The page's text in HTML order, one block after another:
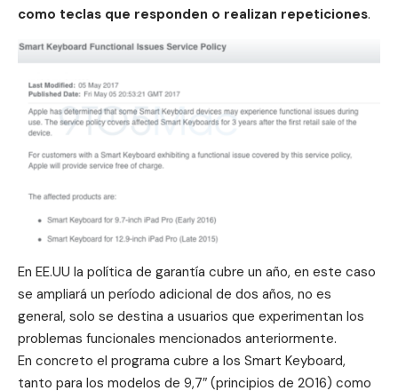
como teclas que responden o realizan repeticiones.
En EE.UU la política de garantía cubre un año, en este caso
se ampliará un período adicional de dos años, no es
general, solo se destina a usuarios que experimentan los
problemas funcionales mencionados anteriormente.
En concreto el programa cubre a los Smart Keyboard,
tanto para los modelos de 9,7″ (principios de 2016) como